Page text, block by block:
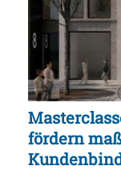
fördern